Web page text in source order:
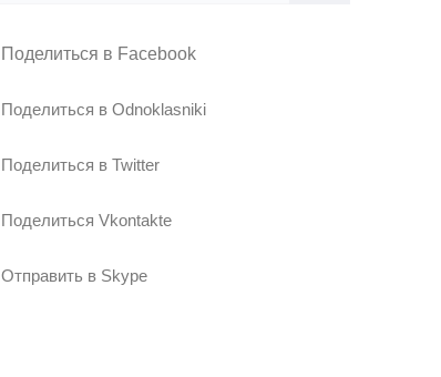
Поделиться в Facebook
Поделиться в Odnoklasniki
Поделиться в Twitter
Поделиться Vkontakte
Отправить в Skype